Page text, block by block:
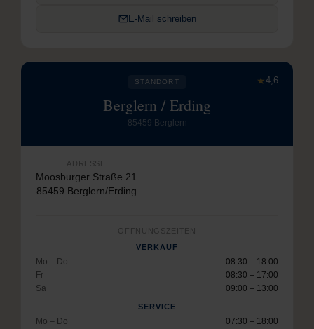
E-Mail schreiben
★4,6
STANDORT
Berglern / Erding
85459 Berglern
ADRESSE
Moosburger Straße 21
85459 Berglern/Erding
ÖFFNUNGSZEITEN
VERKAUF
Mo – Do
08:30 – 18:00
Fr
08:30 – 17:00
Sa
09:00 – 13:00
SERVICE
Mo – Do
07:30 – 18:00